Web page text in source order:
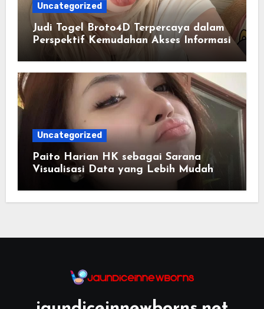
Uncategorized
Judi Togel Broto4D Terpercaya dalam
Perspektif Kemudahan Akses Informasi
Uncategorized
Paito Harian HK sebagai Sarana
Visualisasi Data yang Lebih Mudah
Dipahami